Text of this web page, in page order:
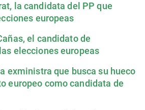
la candidata del PP que
europeas
el candidato de
elecciones europeas
exministra que busca su hueco
europeo como candidata de